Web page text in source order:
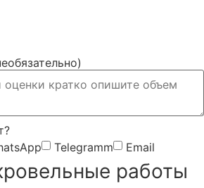
Telegramm Email
работы